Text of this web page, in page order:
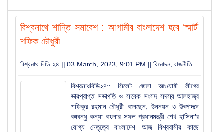
বিশ্বনাথে বালু ও পাথর দিয়ে সরকারি রাস্তা বন্ধ করে দেওয়ার
অভিযোগ
পিংকি সাহা
বিশ্বনাথ-জগন্নাথপুর উপ-পরিষদের নির্বাচনে সভাপতি পদে তৈমুছ
সম্পাদক পদে সিতাব নির্বাচিত
বিশ্বনাথে শান্তি সমাবেশ : আগামীর বাংলাদেশ হবে ‘স্মার্ট’
শফিক চৌধুরী
বিশ্বনাথ বিডি ২৪ || 03 March, 2023, 9:01 PM || বিনোদন, রাজনীতি
বিশ্বনাথবিডি২৪:: সিলেট জেলা আওয়ামী লীগের
ভারপ্রাপ্ত সভাপতি ও সাবেক সংসদ সদস্য আলহাজ্ব
শফিকুর রহমান চৌধুরী বলেছেন, উন্নয়ন ও উৎপাদনে
বঙ্গবন্ধু কন্যা বাংলার সফল প্রধানমন্ত্রী শেখ হাসিনা’র
যোগ্য নেতৃত্বে বাংলাদেশ আজ বিশ্ববাসীর কাছে